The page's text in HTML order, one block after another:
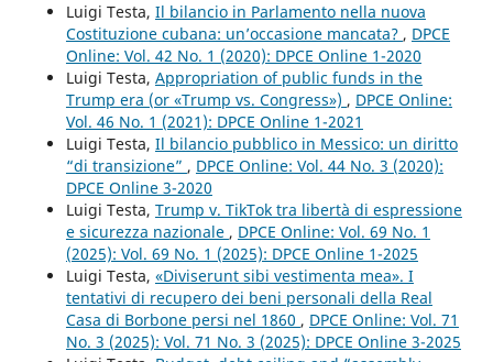
Luigi Testa, Il bilancio in Parlamento nella nuova
Costituzione cubana: un’occasione mancata? , DPCE
Online: Vol. 42 No. 1 (2020): DPCE Online 1-2020
Luigi Testa, Appropriation of public funds in the
Trump era (or «Trump vs. Congress») , DPCE Online:
Vol. 46 No. 1 (2021): DPCE Online 1-2021
Luigi Testa, Il bilancio pubblico in Messico: un diritto
“di transizione” , DPCE Online: Vol. 44 No. 3 (2020):
DPCE Online 3-2020
Luigi Testa, Trump v. TikTok tra libertà di espressione
e sicurezza nazionale , DPCE Online: Vol. 69 No. 1
(2025): Vol. 69 No. 1 (2025): DPCE Online 1-2025
Luigi Testa, «Diviserunt sibi vestimenta mea». I
tentativi di recupero dei beni personali della Real
Casa di Borbone persi nel 1860 , DPCE Online: Vol. 71
No. 3 (2025): Vol. 71 No. 3 (2025): DPCE Online 3-2025